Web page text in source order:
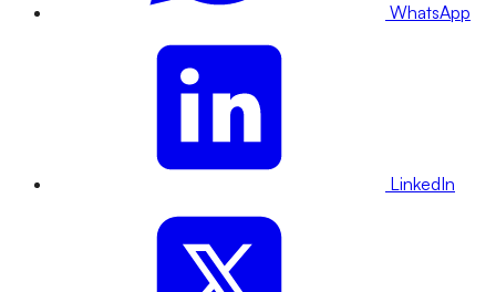
WhatsApp
LinkedIn